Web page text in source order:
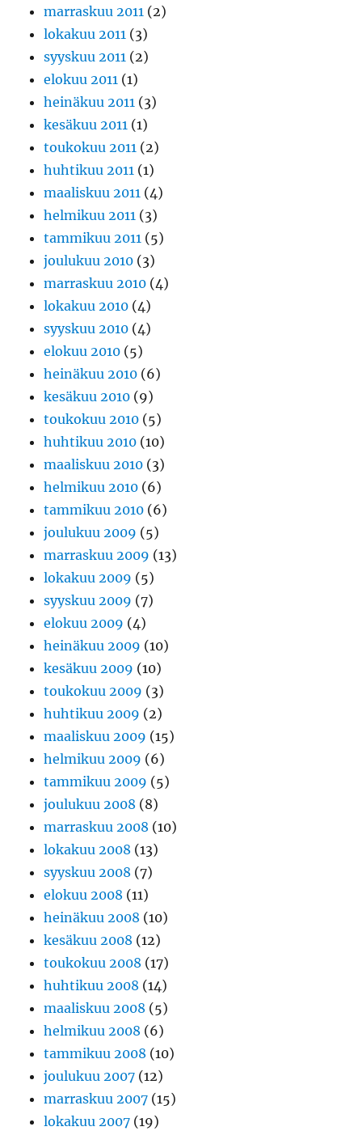
marraskuu 2011 (2)
lokakuu 2011 (3)
syyskuu 2011 (2)
elokuu 2011 (1)
heinäkuu 2011 (3)
kesäkuu 2011 (1)
toukokuu 2011 (2)
huhtikuu 2011 (1)
maaliskuu 2011 (4)
helmikuu 2011 (3)
tammikuu 2011 (5)
joulukuu 2010 (3)
marraskuu 2010 (4)
lokakuu 2010 (4)
syyskuu 2010 (4)
elokuu 2010 (5)
heinäkuu 2010 (6)
kesäkuu 2010 (9)
toukokuu 2010 (5)
huhtikuu 2010 (10)
maaliskuu 2010 (3)
helmikuu 2010 (6)
tammikuu 2010 (6)
joulukuu 2009 (5)
marraskuu 2009 (13)
lokakuu 2009 (5)
syyskuu 2009 (7)
elokuu 2009 (4)
heinäkuu 2009 (10)
kesäkuu 2009 (10)
toukokuu 2009 (3)
huhtikuu 2009 (2)
maaliskuu 2009 (15)
helmikuu 2009 (6)
tammikuu 2009 (5)
joulukuu 2008 (8)
marraskuu 2008 (10)
lokakuu 2008 (13)
syyskuu 2008 (7)
elokuu 2008 (11)
heinäkuu 2008 (10)
kesäkuu 2008 (12)
toukokuu 2008 (17)
huhtikuu 2008 (14)
maaliskuu 2008 (5)
helmikuu 2008 (6)
tammikuu 2008 (10)
joulukuu 2007 (12)
marraskuu 2007 (15)
lokakuu 2007 (19)